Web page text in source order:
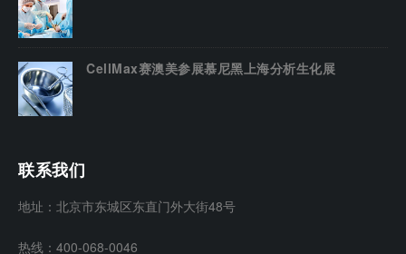
CellMax赛澳美参展慕尼黑上海分析生化展
联系我们
地址：北京市东城区东直门外大街48号
热线：400-068-0046